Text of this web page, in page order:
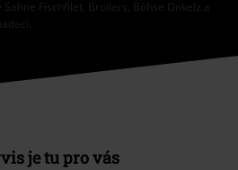
Fischfilet, Broilers, Böhse Onkelz a
je tu pro vás